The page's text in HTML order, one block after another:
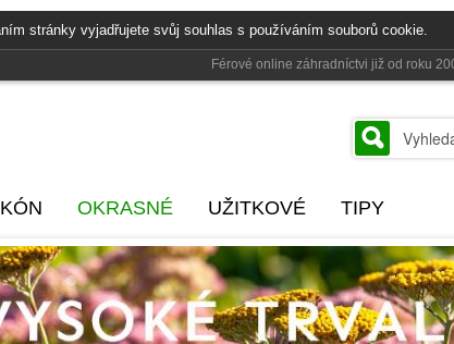
stránky vyjadřujete svůj souhlas s používáním souborů cookie.
Férové online záhradníctvi již od roku
OKRASNÉ UŽITKOVÉ TIPY